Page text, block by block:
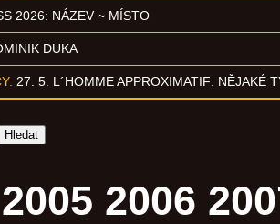
2026: NÁZEV ~ MÍSTO
DUKA
27. 5. L´HOMME APPROXIMATIF: NĚJAKÉ
2005 2006